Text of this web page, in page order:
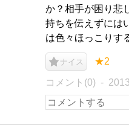
か？相手が困り悲
持ちを伝えずには
は色々ほっこりす
ナイス ★2
コメント(0)